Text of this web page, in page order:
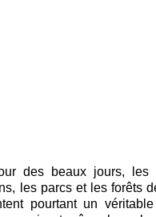
des beaux jours, les
les parcs et les forêts
pourtant un